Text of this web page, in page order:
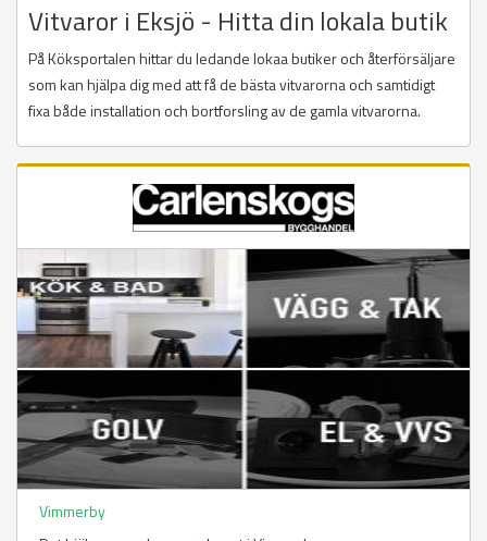
Vitvaror i Eksjö - Hitta din lokala butik
På Köksportalen hittar du ledande lokaa butiker och återförsäljare
som kan hjälpa dig med att få de bästa vitvarorna och samtidigt
fixa både installation och bortforsling av de gamla vitvarorna.
Vimmerby